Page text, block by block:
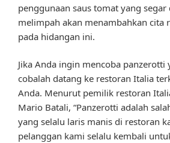
penggunaan saus tomat yang segar
melimpah akan menambahkan cita
pada hidangan ini.
Jika Anda ingin mencoba panzerotti
cobalah datang ke restoran Italia
Anda. Menurut pemilik restoran
Mario Batali, “Panzerotti adalah
yang selalu laris manis di restoran
pelanggan kami selalu kembali